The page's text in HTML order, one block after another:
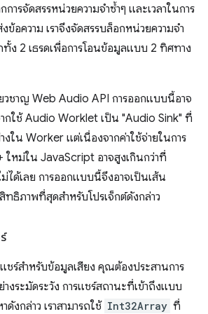
ารจัดสรรหน่วยความจําซ้ำๆ และเวลาในการ
ข้อความ เราจึงจัดสรรบล็อกหน่วยความจำ
ทั้ง 2 เธรดเพื่อการโอนข้อมูลแบบ 2 ทิศทาง
ชาญ Web Audio API การออกแบบนี้อาจ
กใช้ Audio Worklet เป็น "Audio Sink" ที่
งใน Worker แต่เนื่องจากค่าใช้จ่ายในการ
ใหม่ใน JavaScript อาจสูงเกินกว่าที่
ได้เลย การออกแบบนี้จึงอาจเป็นเส้น
ทธิภาพที่สุดสำหรับโปรเจ็กต์ดังกล่าว
ชร์สำหรับข้อมูลเสียง คุณต้องประสานการ
งระมัดระวัง การแชร์สถานะที่เข้าถึงแบบ
งกล่าว เราสามารถใช้ Int32Array ที่